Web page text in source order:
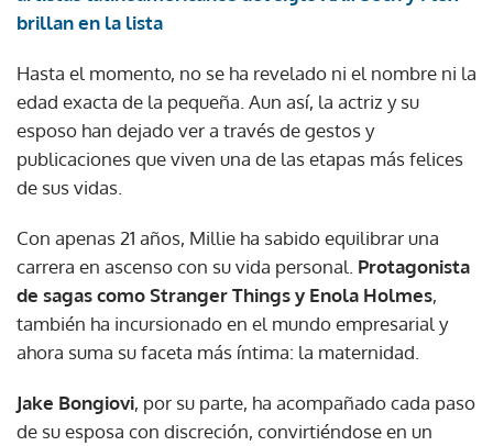
brillan en la lista
Hasta el momento, no se ha revelado ni el nombre ni la
edad exacta de la pequeña. Aun así, la actriz y su
esposo han dejado ver a través de gestos y
publicaciones que viven una de las etapas más felices
de sus vidas.
Con apenas 21 años, Millie ha sabido equilibrar una
carrera en ascenso con su vida personal. Protagonista
de sagas como Stranger Things y Enola Holmes,
también ha incursionado en el mundo empresarial y
ahora suma su faceta más íntima: la maternidad.
Jake Bongiovi, por su parte, ha acompañado cada paso
de su esposa con discreción, convirtiéndose en un